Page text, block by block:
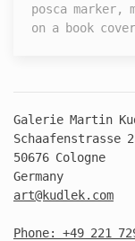
posca marker,
on a book
Galerie Martin
Schaafenstrasse
50676 Cologne
Germany
art@kudlek.com
Phone: +49 221